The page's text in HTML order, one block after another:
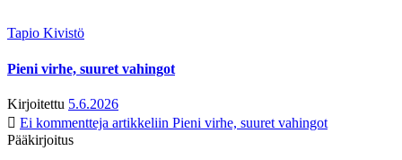
Tapio Kivistö
Pieni virhe, suuret vahingot
Kirjoitettu 5.6.2026
Ei kommentteja artikkeliin Pieni virhe, suuret vahingot
Pääkirjoitus